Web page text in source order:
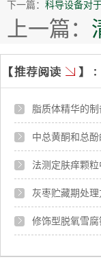
下一篇： 科导设备对
上一篇：
脂质体精华的制
中总黄酮和总
法测定肤痒颗
灰枣贮藏期处
修饰型脱氧雪